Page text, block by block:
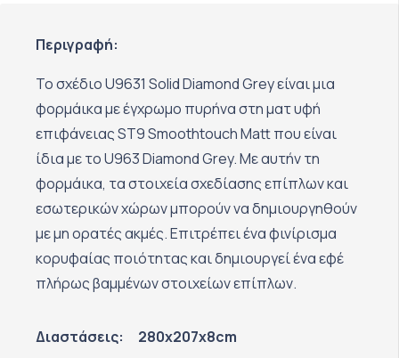
Περιγραφή:
Το σχέδιο U9631 Solid Diamond Grey είναι μια
φορμάικα με έγχρωμο πυρήνα στη ματ υφή
επιφάνειας ST9 Smoothtouch Matt που είναι
ίδια με το U963 Diamond Grey. Με αυτήν τη
φορμάικα, τα στοιχεία σχεδίασης επίπλων και
εσωτερικών χώρων μπορούν να δημιουργηθούν
με μη ορατές ακμές. Επιτρέπει ένα φινίρισμα
κορυφαίας ποιότητας και δημιουργεί ένα εφέ
πλήρως βαμμένων στοιχείων επίπλων.
Διαστάσεις:
280x207x8cm